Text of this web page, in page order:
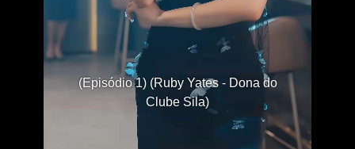
(Episódio 1) (Ruby Yates - Dona do
Clube Sila)